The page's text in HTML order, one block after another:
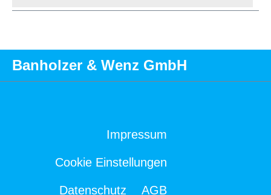
Banholzer & Wenz GmbH
Impressum
Cookie Einstellungen
Datenschutz AGB